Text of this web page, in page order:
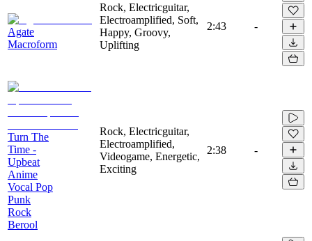
Agate
Macroform
Rock, Electricguitar,
Electroamplified, Soft,
Happy, Groovy,
Uplifting
2:43 -
Turn The
Time -
Upbeat
Anime
Vocal Pop
Punk
Rock
Berool
Rock, Electricguitar,
Electroamplified,
Videogame, Energetic,
Exciting
2:38 -